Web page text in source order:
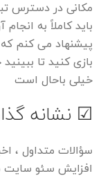
مکانی در دسترس
باید کاملاً به
بازی کنید تا
خیلی باحال است
☑ نشانه
سؤالات متداول ،
افزایش سئو سایت